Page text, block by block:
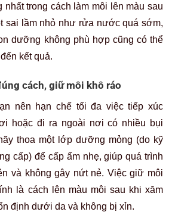
nhất trong cách làm môi lên màu sau
sai lầm nhỏ như rửa nước quá sớm,
dưỡng không phù hợp cũng có thể
kết quả.
cách, giữ môi khô ráo
nên hạn chế tối đa việc tiếp xúc
hoặc đi ra ngoài nơi có nhiều bụi
thoa một lớp dưỡng mỏng (do kỹ
cấp) để cấp ẩm nhẹ, giúp quá trình
và không gây nứt nẻ. Việc giữ môi
là cách lên màu môi sau khi xăm
định dưới da và không bị xỉn.